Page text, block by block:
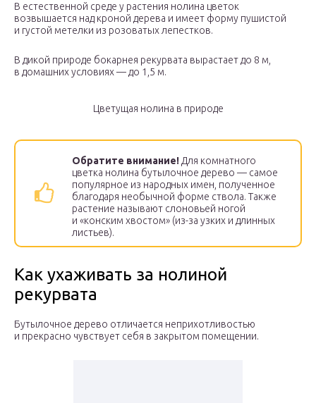
В естественной среде у растения нолина цветок
возвышается над кроной дерева и имеет форму пушистой
и густой метелки из розоватых лепестков.
В дикой природе бокарнея рекурвата вырастает до 8 м,
в домашних условиях — до 1,5 м.
Цветущая нолина в природе
Обратите внимание! Для комнатного
цветка нолина бутылочное дерево — самое
популярное из народных имен, полученное
благодаря необычной форме ствола. Также
растение называют слоновьей ногой
и «конским хвостом» (из-за узких и длинных
листьев).
Как ухаживать за нолиной
рекурвата
Бутылочное дерево отличается неприхотливостью
и прекрасно чувствует себя в закрытом помещении.